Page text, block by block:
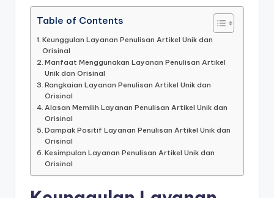
Table of Contents
Keunggulan Layanan Penulisan Artikel Unik dan
Orisinal
Manfaat Menggunakan Layanan Penulisan Artikel
Unik dan Orisinal
Rangkaian Layanan Penulisan Artikel Unik dan
Orisinal
Alasan Memilih Layanan Penulisan Artikel Unik dan
Orisinal
Dampak Positif Layanan Penulisan Artikel Unik dan
Orisinal
Kesimpulan Layanan Penulisan Artikel Unik dan
Orisinal